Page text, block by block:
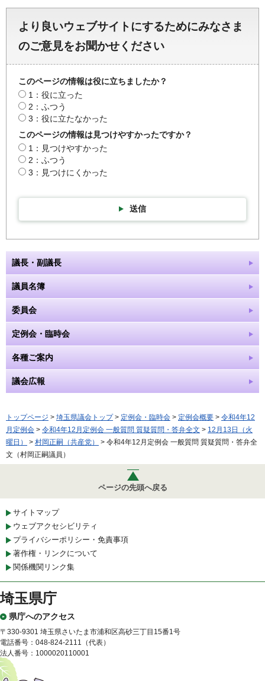
より良いウェブサイトにするためにみなさま
のご意見をお聞かせください
このページの情報は役に立ちましたか？
1：役に立った
2：ふつう
3：役に立たなかった
このページの情報は見つけやすかったですか？
1：見つけやすかった
2：ふつう
3：見つけにくかった
送信
議長・副議長
議員名簿
委員会
定例会・臨時会
各種ご案内
議会広報
トップページ > 埼玉県議会トップ> 定例会・臨時会 > 定例会概要 > 令和4年12
月定例会 > 令和4年12月定例会 一般質問 質疑質問・答弁全文 > 12月13日（火
曜日）
> 村岡正嗣（共産党）
> 令和4年12月定例会 一般質問 質疑質問・答弁全
文（村岡正嗣議員）
ページの先頭へ戻る
サイトマップ
ウェブアクセシビリティ
プライバシーポリシー・免責事項
著作権・リンクについて
関係機関リンク集
埼玉県庁
県庁へのアクセス
〒330-9301 埼玉県さいたま市浦和区高砂三丁目15番1号
電話番号：048-824-2111（代表）
法人番号：1000020110001